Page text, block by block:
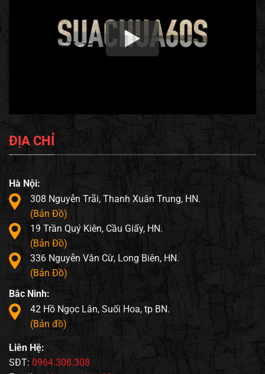
ĐỊA CHỈ
Hà Nội:
308 Nguyễn Trãi, Thanh Xuân Trung, HN.
(Bản Đồ)
19 Trần Quý Kiên, Cầu Giấy, HN.
(Bản Đồ)
336 Nguyễn Văn Cừ, Long Biên, HN.
(Bản Đồ)
Bắc Ninh:
42 Hồ Ngọc Lân, Suối Hoa, tp BN.
(Bản đồ)
Liên Hệ:
SĐT: 0964.308.308